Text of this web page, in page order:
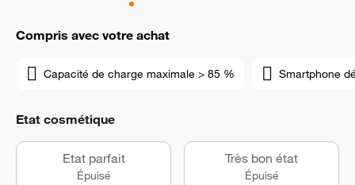
Compris avec votre achat
Capacité de charge maximale > 85 % Smartphone
Etat cosmétique
Etat parfait
Épuisé
Très bon état
Épuisé